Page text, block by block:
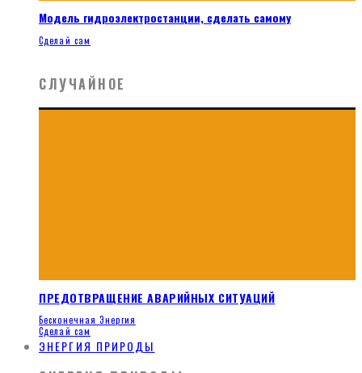
Модель гидроэлектростанции, сделать самому
Сделай сам
СЛУЧАЙНОЕ
ПРЕДОТВРАЩЕНИЕ АВАРИЙНЫХ СИТУАЦИЙ
Бесконечная Энергия
Сделай сам
ЭНЕРГИЯ ПРИРОДЫ